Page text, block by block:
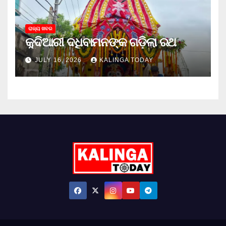
ରାଜ୍ୟ ଖବର
କୁଦିଆରୀ ଦଧିବାମନଙ୍କ ଗଡ଼ିଲା ରଥ
JULY 16, 2026 KALINGA TODAY